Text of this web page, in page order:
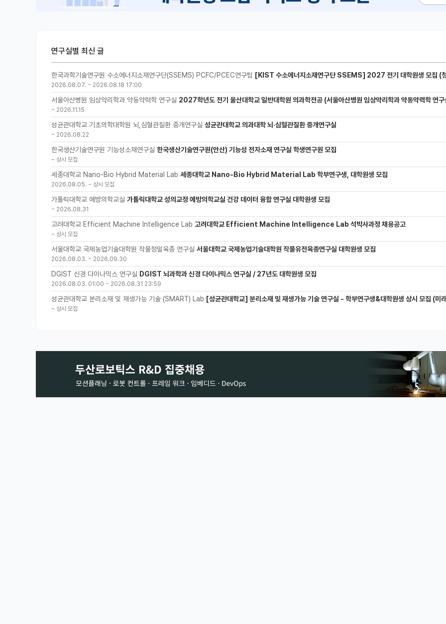
연구실별 최신 글
한국과학기술연구원 수소에너지소재연구단(SSEMS) PCFC/PCEC연구팀 [KIST 수소에너지소재연구단 SSEMS] 2027 전기 대학원생 모집 (청정수소 생산/활용을 위한 프로톤
2026.08.07. ~ 2026.08.18 17:00
서울아산병원 임상약리학과 약동약력학 연구실 2027학년도 전기 울산대학교 일반대학원 의과학전공 (서울아산병원 임상약리학과 약동약력학 연구실) 대학원생
~ 2026.11.15
성균관대학교 기초의학대학원 뇌,심혈관질환 중개연구실 성균관대학교 의과대학 뇌·심혈관질환 중개연구실
~ 2026.08.22
한국생산기술연구원 기능성소재연구실 한국생산기술연구원(안산) 기능성 전자소재 연구실 학생연구원 모집
~ 상시 모집
세종대학교 Nano-Bio Hybrid Material Lab 세종대학교 Nano-Bio Hybrid Material Lab 학부연구생, 대학원생 모집
2026.08.05. ~ 상시 모집
가톨릭대학교 예방의학교실 가톨릭대학교 성의교정 예방의학교실 건강 데이터 융합 연구실 대학원생 모집
~ 2026.08.31
고려대학교 Efficient Machine Intelligence Lab 고려대학교 Efficient Machine Intelligence Lab 석박사과정 채용공고
~ 상시 모집
서울대학교 국제농업기술대학원 작물정밀육종 연구실 서울대학교 국제농업기술대학원 작물유전육종연구실 대학원생 모집
2026.08.03. ~ 2026.09.30
DGIST 신경 다이나믹스 연구실 DGIST 뇌과학과 신경 다이나믹스 연구실 / 27년도 대학원생 모집
2026.08.03. 01:00 ~ 2026.08.31 23:59
성균관대학교 분리소재 및 재생가능 기술 (SMART) Lab [성균관대학교] 분리소재 및 재생가능 기술 연구실 - 학부연구생&대학원생 상시 모집 (미래에
~ 상시 모집